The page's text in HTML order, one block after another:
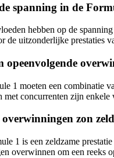
spanning in de
hebben op de
uitzonderlijke prestaties
1 moeten een combinatie
concurrenten zijn
zon
1 is een zeldzame
overwinnen om een